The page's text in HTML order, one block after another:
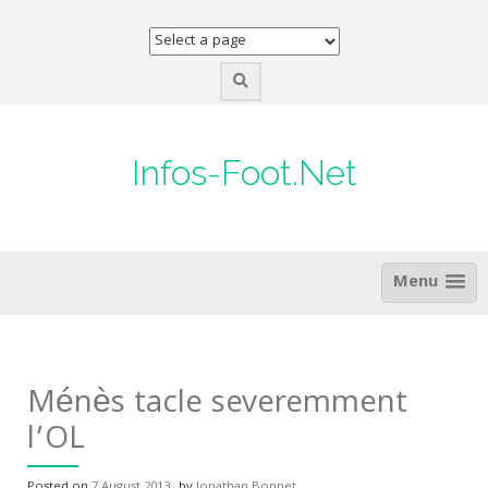
Infos-Foot.Net
Menu
Ménès tacle severemment
l’OL